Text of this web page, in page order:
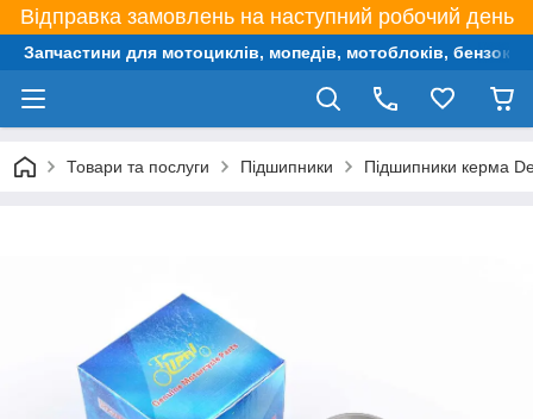
Відправка замовлень на наступний робочий день
Запчастини для мотоциклів, мопедів, мотоблоків,
Товари та послуги Підшипники Підшипники керма